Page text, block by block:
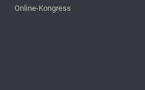
Online-Kongress